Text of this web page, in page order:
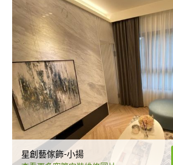
星創藝傢飾-小揚